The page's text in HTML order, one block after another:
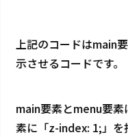
上記のコードはmain
示させるコードです。
main要素とmenu要
素に「z-index: 1;」を